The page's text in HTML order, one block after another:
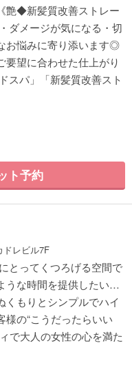
艶◆新髪質改善ストレー
ダメージが気になる・切
お悩みに寄り添います◎
要望に合わせた仕上がり
スパ」「新髪質改善スト
ト予約
ドレビル7F
とってくつろげる空間で
うな時間を提供したい…
くもりとシンプルでハイ
の“こうだったらいい
で大人の女性の心を満た